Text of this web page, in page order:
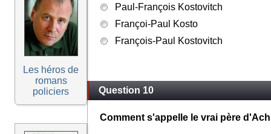
Les héros de
romans
policiers
Paul-François Kostovitch
Françoi-Paul Kosto
François-Paul Kostovitch
Question 10
Comment s'appelle le vrai père